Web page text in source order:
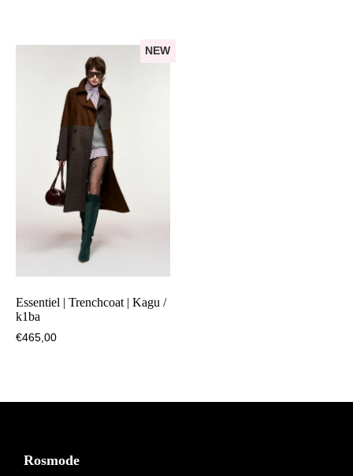
NEW
Essentiel | Trenchcoat | Kagu /
k1ba
€465,00
Footer
Rosmode